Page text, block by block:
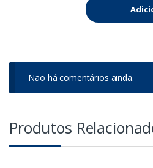
Não há comentários ainda.
Produtos